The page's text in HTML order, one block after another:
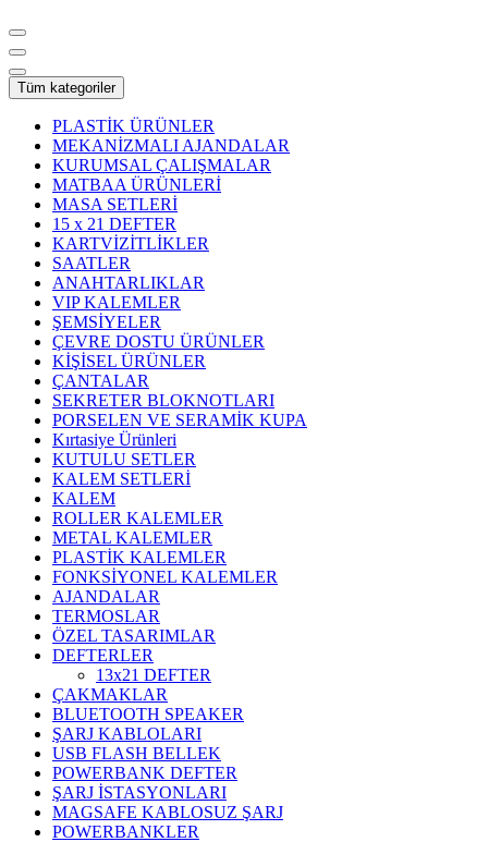
Tüm kategoriler
PLASTİK ÜRÜNLER
MEKANİZMALI AJANDALAR
KURUMSAL ÇALIŞMALAR
MATBAA ÜRÜNLERİ
MASA SETLERİ
15 x 21 DEFTER
KARTVİZİTLİKLER
SAATLER
ANAHTARLIKLAR
VIP KALEMLER
ŞEMSİYELER
ÇEVRE DOSTU ÜRÜNLER
KİŞİSEL ÜRÜNLER
ÇANTALAR
SEKRETER BLOKNOTLARI
PORSELEN VE SERAMİK KUPA
Kırtasiye Ürünleri
KUTULU SETLER
KALEM SETLERİ
KALEM
ROLLER KALEMLER
METAL KALEMLER
PLASTİK KALEMLER
FONKSİYONEL KALEMLER
AJANDALAR
TERMOSLAR
ÖZEL TASARIMLAR
DEFTERLER
13x21 DEFTER
ÇAKMAKLAR
BLUETOOTH SPEAKER
ŞARJ KABLOLARI
USB FLASH BELLEK
POWERBANK DEFTER
ŞARJ İSTASYONLARI
MAGSAFE KABLOSUZ ŞARJ
POWERBANKLER